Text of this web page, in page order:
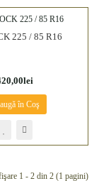
225 / 85 R16
în Coş
1 - 2 din 2 (1 pagini)